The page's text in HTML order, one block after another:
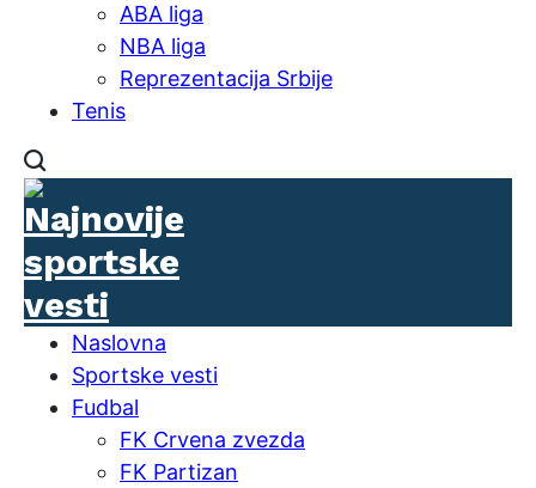
ABA liga
NBA liga
Reprezentacija Srbije
Tenis
Naslovna
Sportske vesti
Fudbal
FK Crvena zvezda
FK Partizan